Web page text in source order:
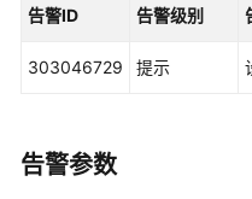
方
乾
坤
告警ID 告警级别
303046729 提示
告警参数